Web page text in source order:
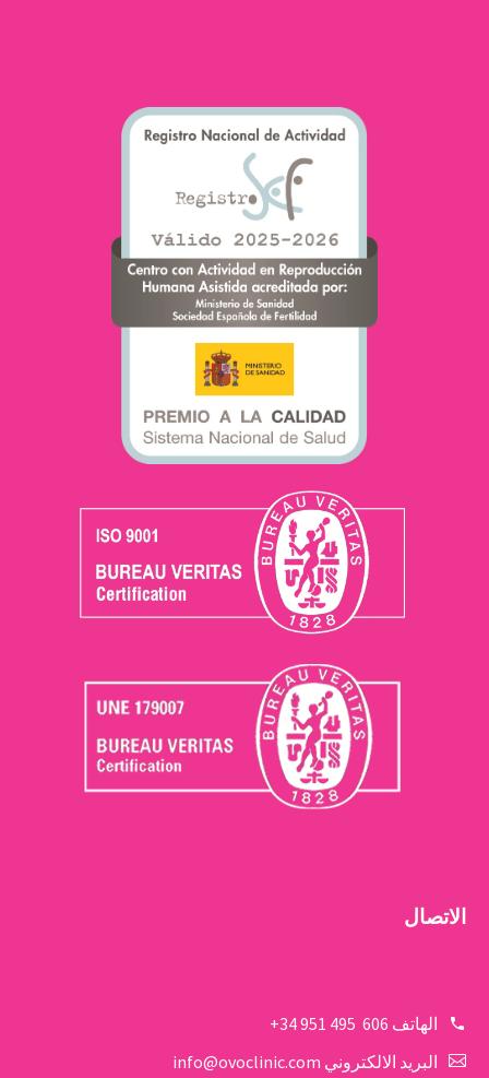
الاتصال
الهاتف 606 495 951 34+
البريد الالكتروني info@ovoclinic.com